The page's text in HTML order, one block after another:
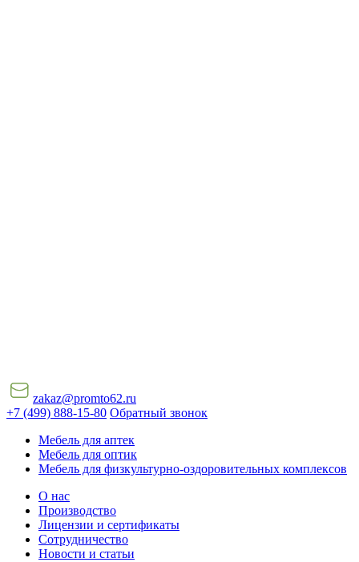
zakaz@promto62.ru
+7 (499) 888-15-80 Обратный звонок
Мебель для аптек
Мебель для оптик
Мебель для физкультурно-оздоровительных комплексов
О нас
Производство
Лицензии и сертификаты
Сотрудничество
Новости и статьи